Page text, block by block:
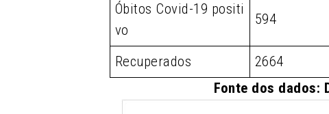
Óbitos Covid-19 positi
vo
594
Recuperados 2664
Fonte dos dados: